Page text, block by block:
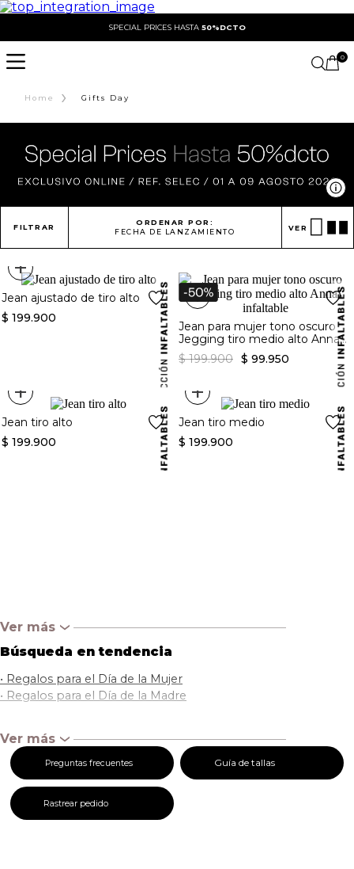
SPECIAL PRICES HASTA 50%DCTO
0
Home › Gifts Day
FILTRAR
ORDENAR POR:
FECHA DE LANZAMIENTO
VER
+
Jean ajustado de tiro alto
$ 199.900
+
Jean para mujer tono oscuro
Jegging tiro medio alto Anna
infaltable
$ 199.900 $ 99.950
+
Jean tiro alto
$ 199.900
+
Jean tiro medio
$ 199.900
Ver más‹
Búsqueda en tendencia
• Regalos para el Día de la Mujer
• Regalos para el Día de la Madre
Ver más‹
Preguntas frecuentes Guía de tallas
Rastrear pedido